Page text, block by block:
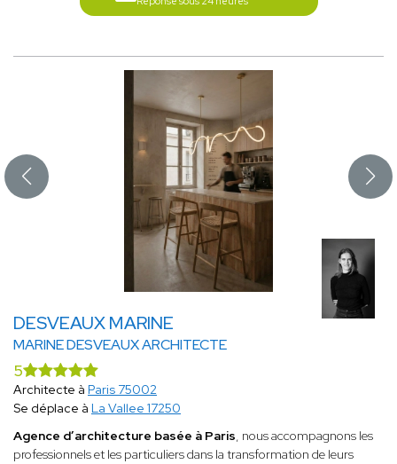
DESVEAUX MARINE
MARINE DESVEAUX ARCHITECTE
5
Architecte à Paris 75002
Se déplace à La Vallee 17250
Agence d’architecture basée à Paris, nous accompagnons les
professionnels et les particuliers dans la transformation de leurs